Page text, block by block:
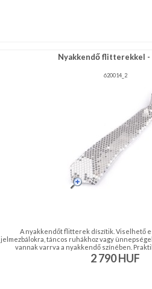
Nyakkendő flitterekkel -
620014_2
A nyakkendőt flitterek díszítik. Viselhető
jelmezbálokra, táncos ruhákhoz vagy
vannak varrva a nyakkendő színében.
2 790HUF